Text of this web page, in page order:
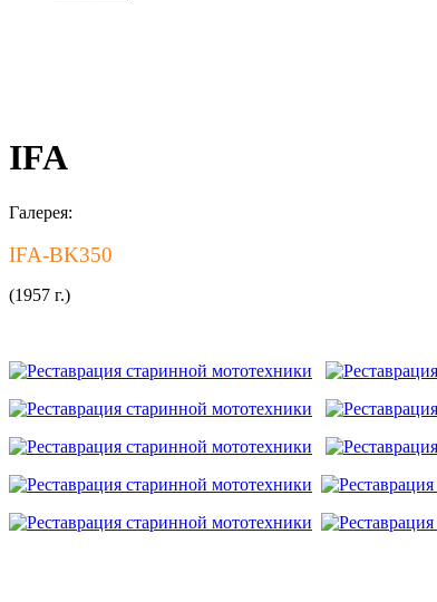
IFA
Галерея:
IFA-BK350
(1957 г.)